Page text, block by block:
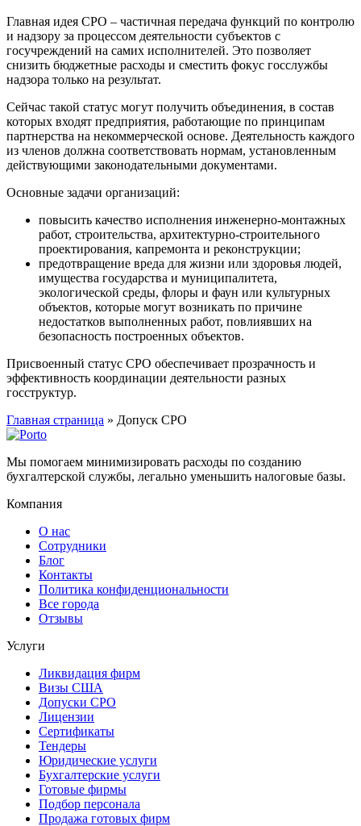
Главная идея СРО – частичная передача функций по контролю
и надзору за процессом деятельности субъектов с
госучреждений на самих исполнителей. Это позволяет
снизить бюджетные расходы и сместить фокус госслужбы
надзора только на результат.
Сейчас такой статус могут получить объединения, в состав
которых входят предприятия, работающие по принципам
партнерства на некоммерческой основе. Деятельность каждого
из членов должна соответствовать нормам, установленным
действующими законодательными документами.
Основные задачи организаций:
повысить качество исполнения инженерно-монтажных
работ, строительства, архитектурно-строительного
проектирования, капремонта и реконструкции;
предотвращение вреда для жизни или здоровья людей,
имущества государства и муниципалитета,
экологической среды, флоры и фаун или культурных
объектов, которые могут возникать по причине
недостатков выполненных работ, повлиявших на
безопасность построенных объектов.
Присвоенный статус СРО обеспечивает прозрачность и
эффективность координации деятельности разных
госструктур.
Главная страница » Допуск СРО
Мы помогаем минимизировать расходы по созданию
бухгалтерской службы, легально уменьшить налоговые базы.
Компания
О нас
Сотрудники
Блог
Контакты
Политика конфиденциональности
Все города
Отзывы
Услуги
Ликвидация фирм
Визы США
Допуски СРО
Лицензии
Сертификаты
Тендеры
Юридические услуги
Бухгалтерские услуги
Готовые фирмы
Подбор персонала
Продажа готовых фирм